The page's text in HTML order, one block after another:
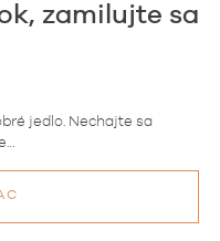
zamilujte sa
jedlo. Nechajte sa